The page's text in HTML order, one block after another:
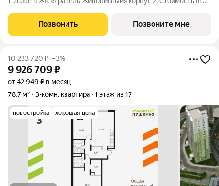
во двор. Для ценителей природы и красоты всего в 3,6 км от
МКАД в
Позвонить Позвоните мне
10 233 720₽ –3%
9 926 709₽
от 42 949 ₽ в месяц
78,7 м²
3-комн. квартира 1 этаж из 17
новостройка хорошая цена